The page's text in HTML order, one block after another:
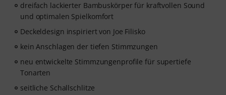
dreifach lackierter Bambuskörper für kraftvollen Sound
und optimalen Spielkomfort
Deckeldesign inspiriert von Joe Filisko
kein Anschlagen der tiefen Stimmzungen
neu entwickelte Stimmzungenprofile für supertiefe
Tonarten
seitliche Schallschlitze